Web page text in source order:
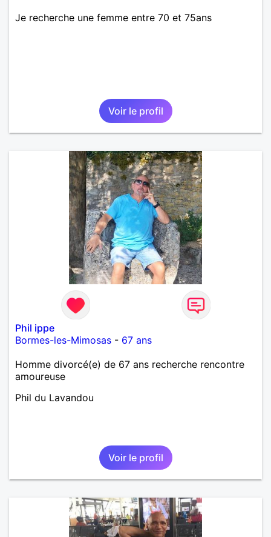
Je recherche une femme entre 70 et 75ans
Voir le profil
Phil ippe
Bormes-les-Mimosas - 67 ans
Homme divorcé(e) de 67 ans recherche rencontre
amoureuse
Phil du Lavandou
Voir le profil